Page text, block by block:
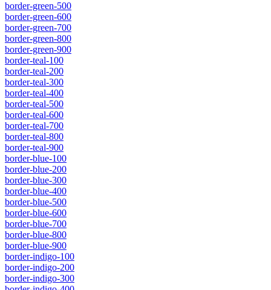
border-green-500
border-green-600
border-green-700
border-green-800
border-green-900
border-teal-100
border-teal-200
border-teal-300
border-teal-400
border-teal-500
border-teal-600
border-teal-700
border-teal-800
border-teal-900
border-blue-100
border-blue-200
border-blue-300
border-blue-400
border-blue-500
border-blue-600
border-blue-700
border-blue-800
border-blue-900
border-indigo-100
border-indigo-200
border-indigo-300